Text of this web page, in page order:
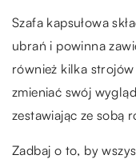
Szafa kapsułowa
ubrań i powinna
również kilka
zmieniać swój
zestawiając ze sobą
Zadbaj o to, by